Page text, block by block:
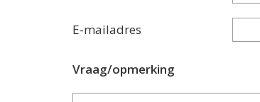
E-mailadres
Vraag/opmerking